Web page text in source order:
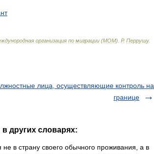
организация по миграции (МОМ) Р. Перрушу.
лица, осуществляющие контроль на
границе
других словарях:
в страну своего обычного проживания, а в